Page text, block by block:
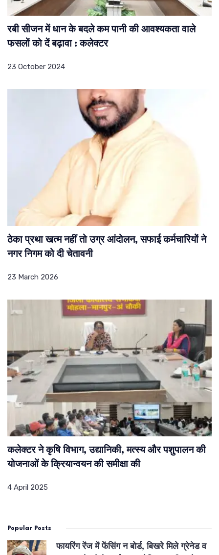
रबी सीजन में धान के बदले कम पानी की आवश्यकता वाले
फसलों को दें बढ़ावा : कलेक्टर
23 October 2024
ठेका प्रथा खत्म नहीं तो उग्र आंदोलन, सफाई कर्मचारियों ने
नगर निगम को दी चेतावनी
23 March 2026
कलेक्टर ने कृषि विभाग, उद्यानिकी, मत्स्य और पशुपालन की
योजनाओं के क्रियान्वयन की समीक्षा की
4 April 2025
Popular Posts
फायरिंग रेंज में फेंसिंग न बोर्ड, बिखरे मिले ग्रेनेड व